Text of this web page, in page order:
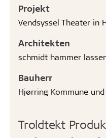
Projekt
Vendsyssel Theater in
Architekten
schmidt hammer
Bauherr
Hjørring Kommune
Troldtekt